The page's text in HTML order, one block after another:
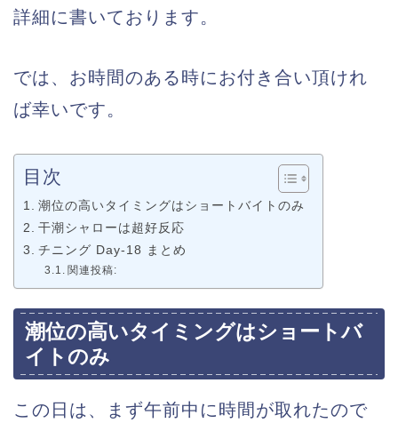
詳細に書いております。
では、お時間のある時にお付き合い頂けれ
ば幸いです。
目次
潮位の高いタイミングはショートバイトのみ
干潮シャローは超好反応
チニング Day-18 まとめ
関連投稿:
潮位の高いタイミングはショートバ
イトのみ
この日は、まず午前中に時間が取れたので